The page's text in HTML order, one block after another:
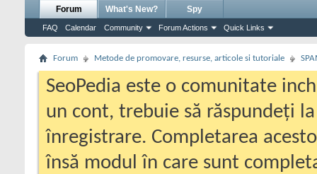
Forum
FAQ Calendar Community Forum Actions Quick Links
What's New? Spy
Forum Metode de promovare, resurse, articole si tutoriale
SeoPedia este o comunitate
un cont, trebuie să răspundeți
înregistrare. Completarea
însă modul în care sunt